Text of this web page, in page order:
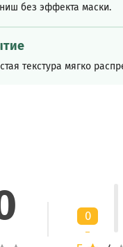
без эффекта маски.
текстура мягко
0